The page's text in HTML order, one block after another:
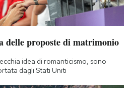
delle proposte di matrimonio
idea di romanticismo, sono
dagli Stati Uniti